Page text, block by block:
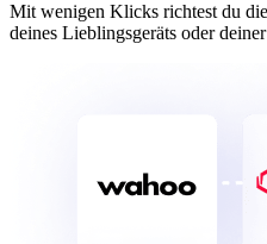
Mit wenigen Klicks richtest du
deines Lieblingsgeräts oder